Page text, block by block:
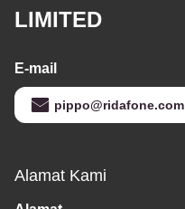
LIMITED
E-mail
pippo@ridafone.com
Alamat Kami